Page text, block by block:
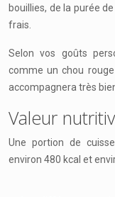
bouillies, de la purée
frais.
Selon vos goûts
comme un chou
accompagnera très
Valeur
Une portion de
environ 480 kcal et